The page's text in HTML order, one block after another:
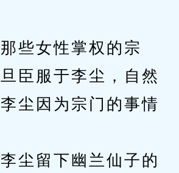
女性掌权的宗
臣服于李尘，自然
尘因为宗门的事情
留下幽兰仙子的